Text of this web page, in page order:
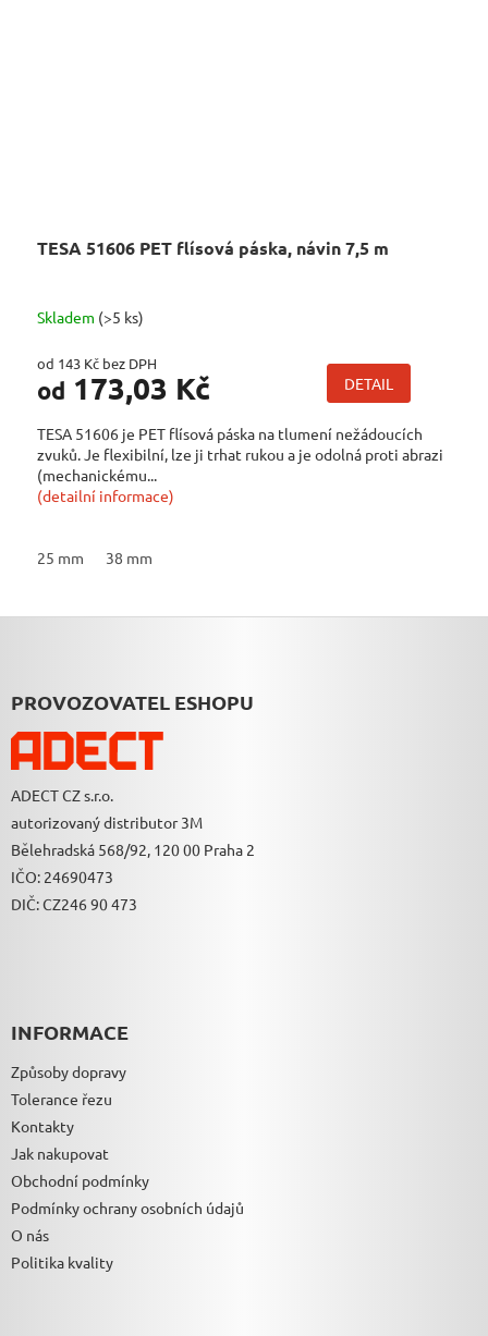
TESA 51606 PET flísová páska, návin 7,5 m
Skladem (>5 ks)
od 143 Kč bez DPH
od 173,03 Kč DETAIL
TESA 51606 je PET flísová páska na tlumení nežádoucích
zvuků. Je flexibilní, lze ji trhat rukou a je odolná proti abrazi
(mechanickému...
(detailní informace)
25 mm 38 mm
APROVOZOVATEL ESHOPU
ADECT CZ s.r.o.
autorizovaný distributor 3M
Bělehradská 568/92, 120 00 Praha 2
IČO: 24690473
DIČ: CZ246 90 473
INFORMACE
Způsoby dopravy
Tolerance řezu
Kontakty
Jak nakupovat
Obchodní podmínky
Podmínky ochrany osobních údajů
O nás
Politika kvality